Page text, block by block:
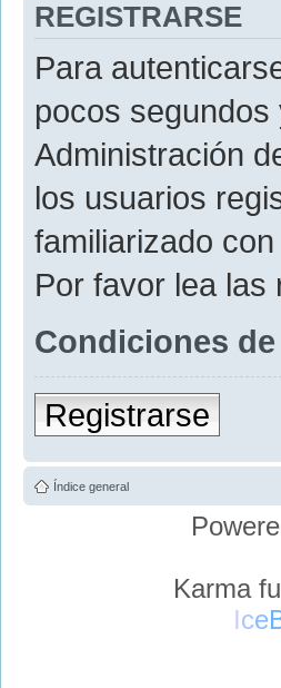
REGISTRARSE
Para
pocos
Administración
los usuarios
familiarizado
Por favor lea las
Condiciones
Registrarse
Índice general
Karma
Ice